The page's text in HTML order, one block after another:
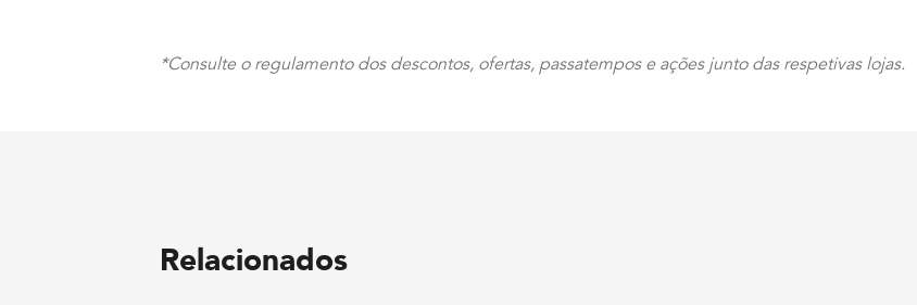
*Consulte o regulamento dos descontos, ofertas, passatempos e ações junto das respetivas lojas.
Relacionados